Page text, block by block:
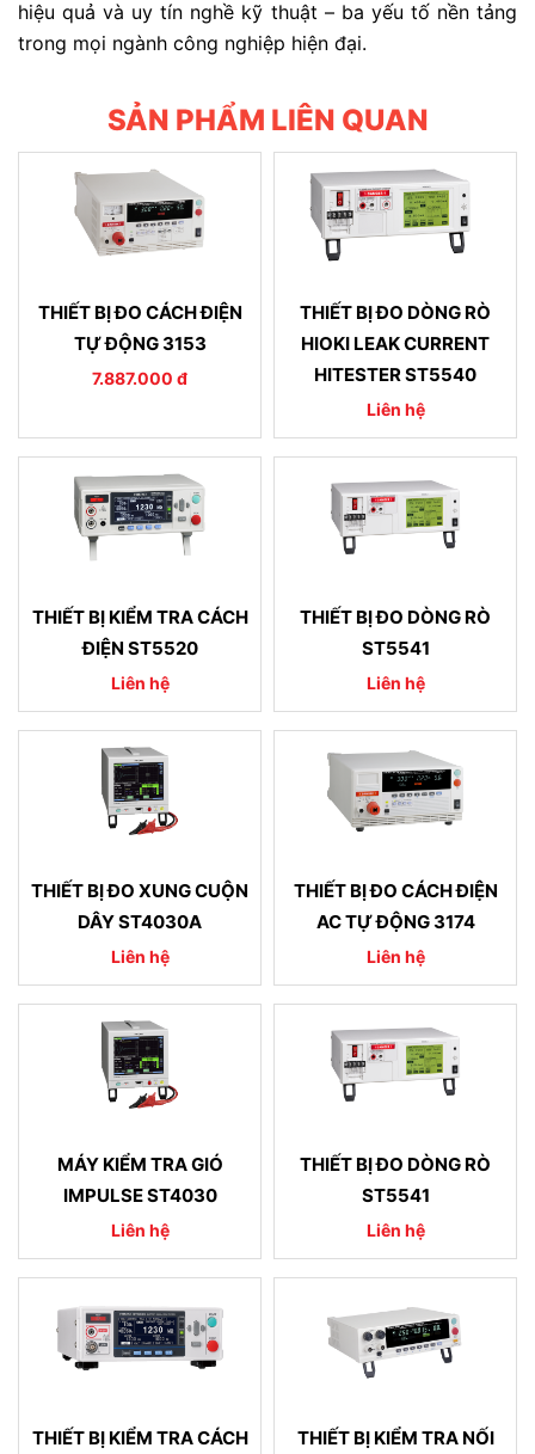
hiệu quả và uy tín nghề kỹ thuật – ba yếu tố nền tảng
trong mọi ngành công nghiệp hiện đại.
SẢN PHẨM LIÊN QUAN
THIẾT BỊ ĐO CÁCH ĐIỆN
TỰ ĐỘNG 3153
7.887.000 đ
THIẾT BỊ ĐO DÒNG RÒ
HIOKI LEAK CURRENT
HITESTER ST5540
Liên hệ
THIẾT BỊ KIỂM TRA CÁCH
ĐIỆN ST5520
Liên hệ
THIẾT BỊ ĐO DÒNG RÒ
ST5541
Liên hệ
THIẾT BỊ ĐO XUNG CUỘN
DÂY ST4030A
Liên hệ
THIẾT BỊ ĐO CÁCH ĐIỆN
AC TỰ ĐỘNG 3174
Liên hệ
MÁY KIỂM TRA GIÓ
IMPULSE ST4030
Liên hệ
THIẾT BỊ ĐO DÒNG RÒ
ST5541
Liên hệ
THIẾT BỊ KIỂM TRA CÁCH
THIẾT BỊ KIỂM TRA NỐI